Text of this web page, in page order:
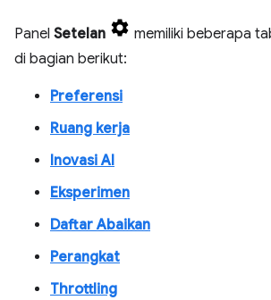
Panel Setelan
memiliki beberapa
di bagian berikut:
Preferensi
Ruang kerja
Inovasi AI
Eksperimen
Daftar Abaikan
Perangkat
Throttling